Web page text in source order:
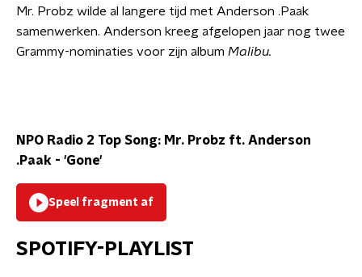
Mr. Probz wilde al langere tijd met Anderson .Paak
samenwerken. Anderson kreeg afgelopen jaar nog twee
Grammy-nominaties voor zijn album Malibu.
NPO Radio 2 Top Song: Mr. Probz ft. Anderson
.Paak - 'Gone'
Speel fragment af
SPOTIFY-PLAYLIST